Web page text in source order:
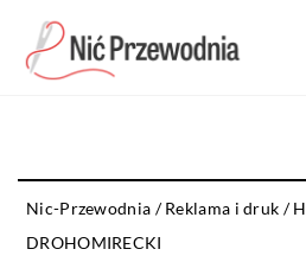
Nic-Przewodnia /Reklama i druk /
DROHOMIRECKI